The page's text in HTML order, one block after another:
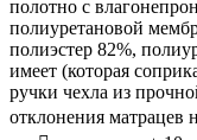
полотно с
полиуретановой
полиэстер 82%,
имеет (которая
ручки чехла из
отклонения